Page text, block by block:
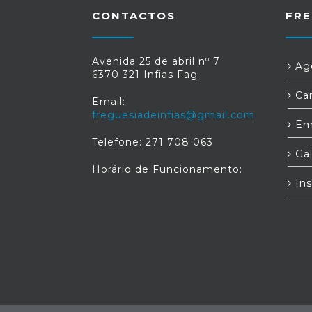
votadas e propostas apresentadas
prioritárias de formação:Transição
Digital;Contabilidade e
Associativas;Sustentabilidade
Ambiental.Dentro de cada uma
áreas, podem ser integradas
ações de formação. Estas áreas
formação não são restritivas para
construção dos planos de formação
candidatar. As entidades podem
submeter formação em quaisquer áreas
que entendam como pertinentes para
representante legal no Registo
CONTACTOS
Avenida 25 de abril nº 7
6370 321 Infias Fag
Email:
freguesiadeinfias@gmail.com
Telefone: 271 708 063
Horário de Funcionamento: